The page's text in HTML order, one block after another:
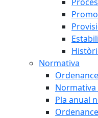
Normativa
Pla anual